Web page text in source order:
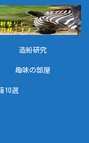
造船研究
趣味の部屋
10選